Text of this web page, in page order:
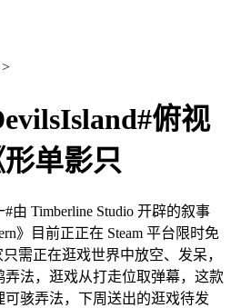
>
俯视
单影只
Timberline Studio 开辟的叙事
》目前正正在 Steam 平台限时免
需正在逛戏世界中放空、发呆，
法，逛戏从打走位取弹幕，这款
骇弄法，下周送出的逛戏待发